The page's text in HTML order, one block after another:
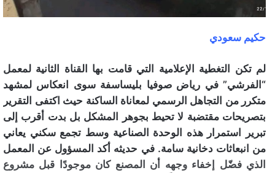
حكيم سعودي
لم تكن التغطية الإعلامية التي قامت بها القناة الثانية لمعمل
“الفرشي” في رياض صوفيا بليساسفة سوى انعكاس لمشهد
متكرر من التجاهل الرسمي لمعاناة الساكنة حيث اكتفى التقرير
بتصريحات مقتضبة لا تحيط بجوهر المشكل بل بدت أقرب إلى
تبرير استمرار هذه الوحدة الصناعية وسط تجمع سكني يعاني
من انبعاثات دخانية سامة. في حديثه أكد المسؤول عن المعمل
الذي فضّل إخفاء وجهه أن المصنع كان موجودًا قبل مشروع